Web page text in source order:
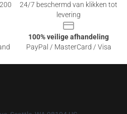
24/7 beschermd van klikken tot
levering
100% veilige afhandeling
PayPal / MasterCard / Visa